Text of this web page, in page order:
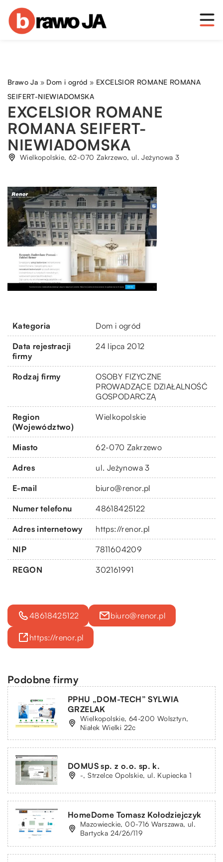
Brawo Ja » Dom i ogród » EXCELSIOR ROMANE ROMANA
SEIFERT-NIEWIADOMSKA
EXCELSIOR ROMANE
ROMANA SEIFERT-
NIEWIADOMSKA
Wielkopolskie, 62-070 Zakrzewo, ul. Jeżynowa 3
Kategoria Dom i ogród
Data rejestracji
firmy
24 lipca 2012
Rodzaj firmy
OSOBY FIZYCZNE
PROWADZĄCE DZIAŁALNOŚĆ
GOSPODARCZĄ
Region
(Województwo)
Wielkopolskie
Miasto 62-070 Zakrzewo
Adres ul. Jeżynowa 3
E-mail biuro@renor.pl
Numer telefonu 48618425122
Adres internetowy https://renor.pl
NIP 7811604209
REGON 302161991
48618425122 biuro@renor.pl
https://renor.pl
Podobne firmy
PPHU „DOM-TECH” SYLWIA
GRZELAK
Wielkopolskie, 64-200 Wolsztyn,
Niałek Wielki 22c
DOMUS sp. z o.o. sp. k.
-, Strzelce Opolskie, ul. Kupiecka 1
HomeDome Tomasz Kołodziejczyk
Mazowieckie, 00-716 Warszawa, ul.
Bartycka 24/26/119